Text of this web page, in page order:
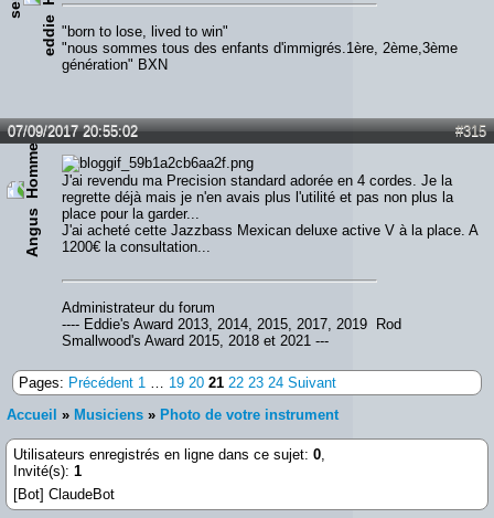
e "born to lose, lived to win"
"nous sommes tous des enfants d'immigrés.1ère, 2ème,3ème
génération" BXN
#315
07/09/2017 20:55:02
Angus
J'ai revendu ma Precision standard adorée en 4 cordes. Je la
regrette déjà mais je n'en avais plus l'utilité et pas non plus la
place pour la garder...
J'ai acheté cette Jazzbass Mexican deluxe active V à la place. A
1200€ la consultation...
Administrateur du forum
---- Eddie's Award 2013, 2014, 2015, 2017, 2019 Rod
Smallwood's Award 2015, 2018 et 2021 ---
Pages: Précédent 1 … 19 20 21 22 23 24 Suivant
Accueil » Musiciens » Photo de votre instrument
Utilisateurs enregistrés en ligne dans ce sujet: 0,
Invité(s): 1
[Bot] ClaudeBot